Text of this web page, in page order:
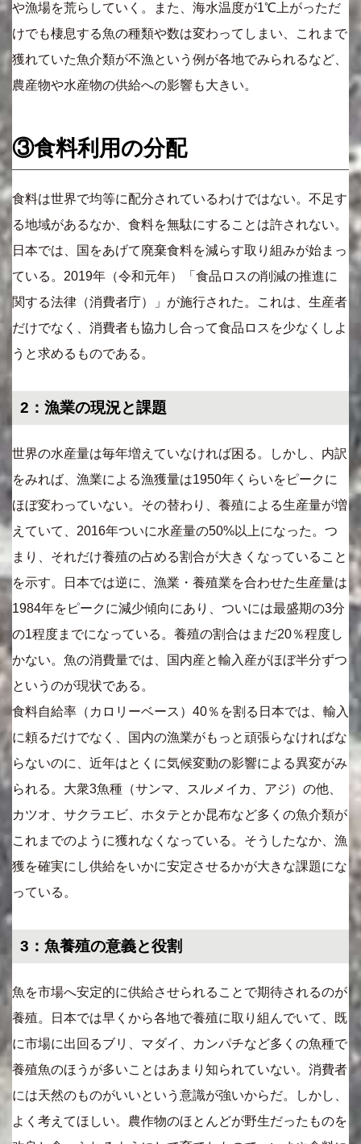
や漁場を荒らしていく。また、海水温度が1℃上がっただ
けでも棲息する魚の種類や数は変わってしまい、これまで
獲れていた魚介類が不漁という例が各地でみられるなど、
農産物や水産物の供給への影響も大きい。
③食料利用の分配
食料は世界で均等に配分されているわけではない。不足す
る地域があるなか、食料を無駄にすることは許されない。
日本では、国をあげて廃棄食料を減らす取り組みが始まっ
ている。2019年（令和元年）「食品ロスの削減の推進に
関する法律（消費者庁）」が施行された。これは、生産者
だけでなく、消費者も協力し合って食品ロスを少なくしよ
うと求めるものである。
2：漁業の現況と課題
世界の水産量は毎年増えていなければ困る。しかし、内訳
をみれば、漁業による漁獲量は1950年くらいをピークに
ほぼ変わっていない。その替わり、養殖による生産量が増
えていて、2016年ついに水産量の50%以上になった。つ
まり、それだけ養殖の占める割合が大きくなっていること
を示す。日本では逆に、漁業・養殖業を合わせた生産量は
1984年をピークに減少傾向にあり、ついには最盛期の3分
の1程度までになっている。養殖の割合はまだ20％程度し
かない。魚の消費量では、国内産と輸入産がほぼ半分ずつ
というのが現状である。
食料自給率（カロリーベース）40％を割る日本では、輸入
に頼るだけでなく、国内の漁業がもっと頑張らなければな
らないのに、近年はとくに気候変動の影響による異変がみ
られる。大衆3魚種（サンマ、スルメイカ、アジ）の他、
カツオ、サクラエビ、ホタテとか昆布など多くの魚介類が
これまでのように獲れなくなっている。そうしたなか、漁
獲を確実にし供給をいかに安定させるかが大きな課題にな
っている。
3：魚養殖の意義と役割
魚を市場へ安定的に供給させられることで期待されるのが
養殖。日本では早くから各地で養殖に取り組んでいて、既
に市場に出回るブリ、マダイ、カンパチなど多くの魚種で
養殖魚のほうが多いことはあまり知られていない。消費者
には天然のものがいいという意識が強いからだ。しかし、
よく考えてほしい。農作物のほとんどが野生だったものを